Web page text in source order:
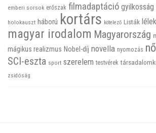
emberi sorsok erőszak filmadaptáció gyilkosság
holokauszt háború kortárs kötelező Listák
magyar irodalom Magyarország
mágikus realizmus Nobel-díj novella nyomozás
SCI-eszta sport szerelem testvérek
zsidóság